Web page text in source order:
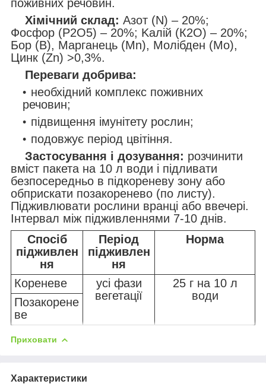
поживних речовин.
Хімічний склад: Азот (N) – 20%;
Фосфор (P2O5) – 20%; Kалій (К2О) – 20%;
Бор (B), Марганець (Mn), Молібден (Mo),
Цинк (Zn) >0,3%.
Переваги добрива:
необхідний комплекс поживних
речовин;
підвищення імунітету рослин;
подовжує період цвітіння.
Застосування і дозування: розчинити
вміст пакета на 10 л води і підливати
безпосередньо в підкореневу зону або
обприскати позакоренево (по листу).
Підживлювати рослини вранці або ввечері.
Інтервал між підживленнями 7-10 днів.
Спосіб
підживлен
ня
Період
підживлен
ня
Норма
Кореневе
усі фази
вегетації
25 г на 10 л
води
Позакорене
ве
Приховати
Характеристики